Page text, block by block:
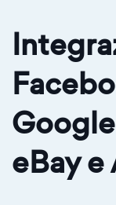
eBay e